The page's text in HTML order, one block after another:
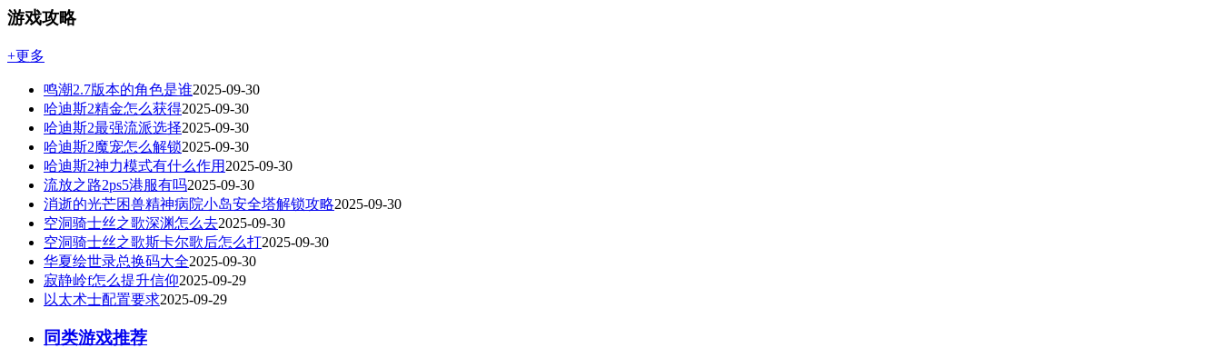
游戏攻略
+更多
鸣潮2.7版本的角色是谁2025-09-30
哈迪斯2精金怎么获得2025-09-30
哈迪斯2最强流派选择2025-09-30
哈迪斯2魔宠怎么解锁2025-09-30
哈迪斯2神力模式有什么作用 2025-09-30
流放之路2ps5港服有吗2025-09-30
消逝的光芒困兽精神病院小岛安全塔解锁攻略2025-09-30
空洞骑士丝之歌深渊怎么去2025-09-30
空洞骑士丝之歌斯卡尔歌后怎么打2025-09-30
华夏绘世录总换码大全2025-09-30
寂静岭f怎么提升信仰2025-09-29
以太术士配置要求2025-09-29
同类游戏推荐